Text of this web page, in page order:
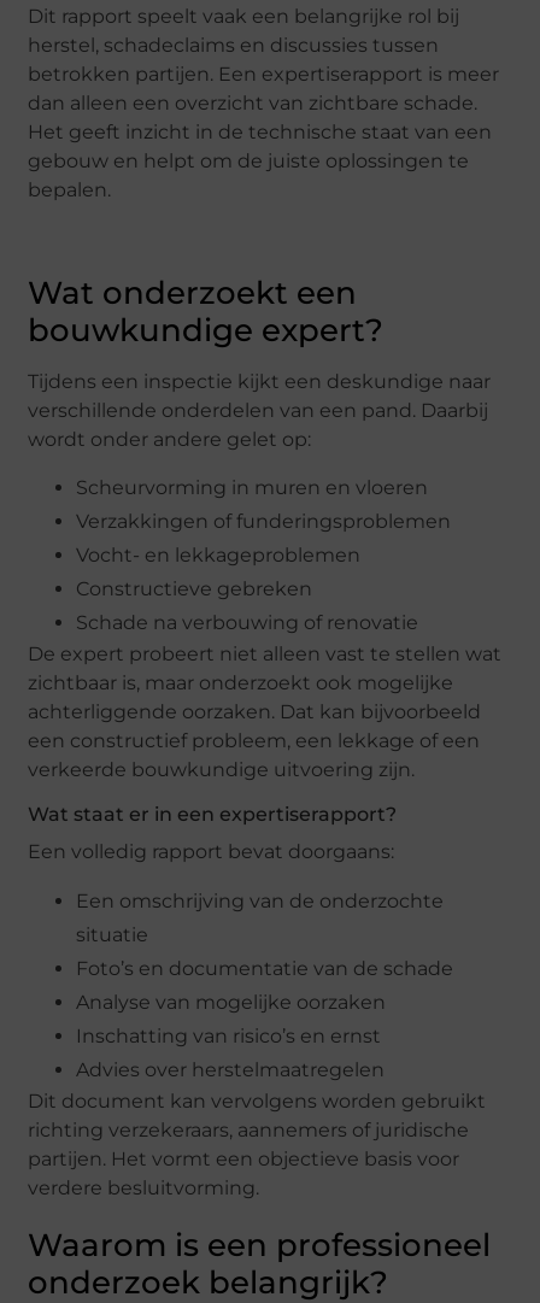
Dit rapport speelt vaak een belangrijke rol bij
herstel, schadeclaims en discussies tussen
betrokken partijen. Een expertiserapport is meer
dan alleen een overzicht van zichtbare schade.
Het geeft inzicht in de technische staat van een
gebouw en helpt om de juiste oplossingen te
bepalen.
Wat onderzoekt een
bouwkundige expert?
Tijdens een inspectie kijkt een deskundige naar
verschillende onderdelen van een pand. Daarbij
wordt onder andere gelet op:
Scheurvorming in muren en vloeren
Verzakkingen of funderingsproblemen
Vocht- en lekkageproblemen
Constructieve gebreken
Schade na verbouwing of renovatie
De expert probeert niet alleen vast te stellen wat
zichtbaar is, maar onderzoekt ook mogelijke
achterliggende oorzaken. Dat kan bijvoorbeeld
een constructief probleem, een lekkage of een
verkeerde bouwkundige uitvoering zijn.
Wat staat er in een expertiserapport?
Een volledig rapport bevat doorgaans:
Een omschrijving van de onderzochte
situatie
Foto’s en documentatie van de schade
Analyse van mogelijke oorzaken
Inschatting van risico’s en ernst
Advies over herstelmaatregelen
Dit document kan vervolgens worden gebruikt
richting verzekeraars, aannemers of juridische
partijen. Het vormt een objectieve basis voor
verdere besluitvorming.
Waarom is een professioneel
onderzoek belangrijk?